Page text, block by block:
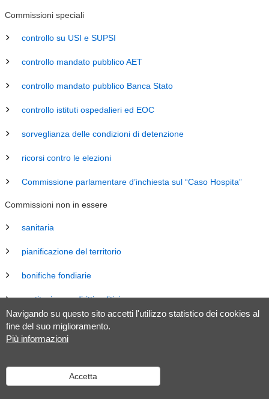
Navigando su questo sito accetti l'utilizzo statistico dei cookies al
fine del suo miglioramento.
Più informazioni
Accetta
Commissioni speciali
controllo su USI e SUPSI
controllo mandato pubblico AET
controllo mandato pubblico Banca Stato
controllo istituti ospedalieri ed EOC
sorveglianza delle condizioni di detenzione
ricorsi contro le elezioni
Commissione parlamentare d’inchiesta sul “Caso Hospita”
Commissioni non in essere
sanitaria
pianificazione del territorio
bonifiche fondiarie
costituzione e diritti politici
energia